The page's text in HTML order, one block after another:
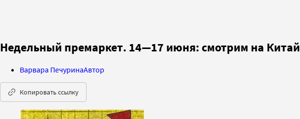
Недельный премаркет. 14—17 июня: смотрим на Китай
Варвара ПечуринаАвтор
Копировать ссылку